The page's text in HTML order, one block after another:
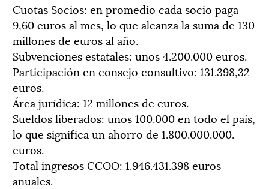
Cuotas Socios: en promedio cada socio paga
9,60 euros al mes, lo que alcanza la suma de 130
millones de euros al año.
Subvenciones estatales: unos 4.200.000 euros.
Participación en consejo consultivo: 131.398,32
euros.
Área jurídica: 12 millones de euros.
Sueldos liberados: unos 100.000 en todo el país,
lo que significa un ahorro de 1.800.000.000.
euros.
Total ingresos CCOO: 1.946.431.398 euros
anuales.